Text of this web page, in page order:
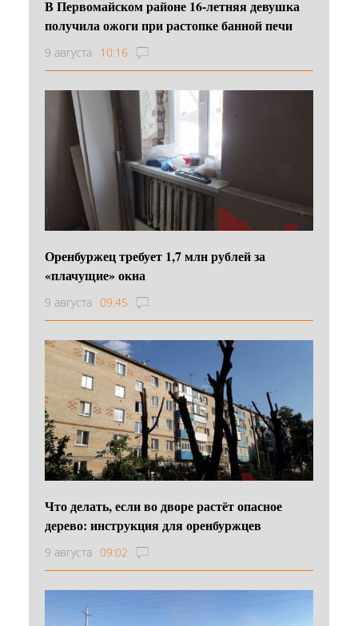
В Первомайском районе 16‑летняя девушка
получила ожоги при растопке банной печи
9 августа 10:16
Оренбуржец требует 1,7 млн рублей за
«плачущие» окна
9 августа 09:45
Что делать, если во дворе растёт опасное
дерево: инструкция для оренбуржцев
9 августа 09:02